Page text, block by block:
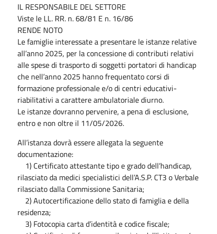
IL RESPONSABILE DEL SETTORE
Viste le LL. RR. n. 68/81 E n. 16/86
RENDE NOTO
Le famiglie interessate a presentare le istanze relative
all’anno 2025, per la concessione di contributi relativi
alle spese di trasporto di soggetti portatori di handicap
che nell’anno 2025 hanno frequentato corsi di
formazione professionale e/o di centri educativi-
riabilitativi a carattere ambulatoriale diurno.
Le istanze dovranno pervenire, a pena di esclusione,
entro e non oltre il 11/05/2026.
All’istanza dovrà essere allegata la seguente
documentazione:
1) Certificato attestante tipo e grado dell’handicap,
rilasciato da medici specialistici dell’A.S.P. CT3 o Verbale
rilasciato dalla Commissione Sanitaria;
2) Autocertificazione dello stato di famiglia e della
residenza;
3) Fotocopia carta d’identità e codice fiscale;